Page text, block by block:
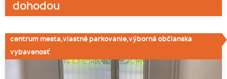
dohodou
centrum mesta,vlastné parkovanie,výborná občianska
vybavenosť